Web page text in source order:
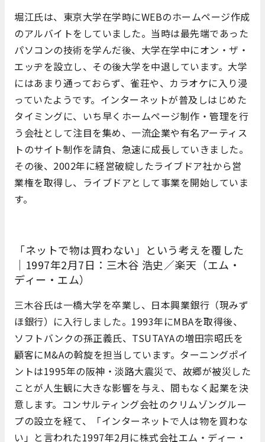
堀江氏は、東京大学在学時にWEBのホームページ作成
のアルバイトをしていました。当時は最先端であった
パソコンの技術を学んだ後、大学在学中にオン・ザ・
エッヂを設立し、その後大学を中退しています。大学
にはあまり通っておらず、雀荘や、カラオケに入り浸
っていたようです。インターネットが普及しはじめた
タイミングに、いち早くホームページ制作・管理を行
う会社として注目を集め、一流企業や有名アーティス
トのサイト制作を請負、急速に成長していきました。
その後、2002年に経営破綻したライブドア社から営
業権を取得し、ライブドアとして事業を開始していま
す。
「ネットで物は買わない」という考えを覆した
｜1997年2月7日：三木谷 浩史／楽天（エム・
ディー・エム）
三木谷氏は一橋大学を卒業し、日本興業銀行（現みず
ほ銀行）に入行しました。1993年にMBAを取得後、
ソフトバンクの孫正義氏、TSUTAYAの増田宗昭氏を
顧客にM&Aの斡旋を担当しています。ターニングポイ
ントは1995年の阪神・淡路大震災で、故郷が被災した
ことが人生観に大きな影響を与え、間もなく起業を決
意します。コンサルティング会社のクリムゾングルー
プの設立を経て、「インターネットで人は物を買わな
い」と言われた1997年2月に株式会社エム・ディー・